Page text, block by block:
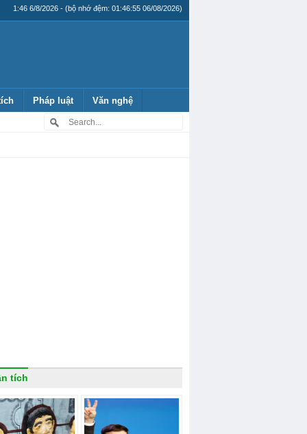
1:46 6/8/2026 - (bộ nhớ đệm: 01:46:55 06/08/2026)
Pháp luật Văn nghệ
tích